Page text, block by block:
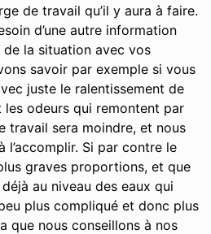
de travail qu’il y aura à faire.
d’une autre information
la situation avec vos
savoir par exemple si vous
juste le ralentissement de
les odeurs qui remontent par
travail sera moindre, et nous
l’accomplir. Si par contre le
graves proportions, et que
au niveau des eaux qui
plus compliqué et donc plus
que nous conseillons à nos